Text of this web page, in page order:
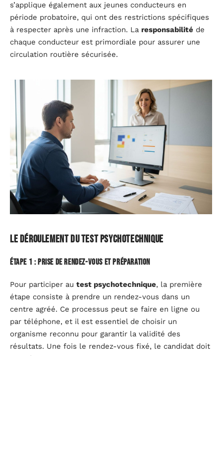
s’applique également aux jeunes conducteurs en
période probatoire, qui ont des restrictions spécifiques
à respecter après une infraction. La responsabilité de
chaque conducteur est primordiale pour assurer une
circulation routière sécurisée.
Le déroulement du test psychotechnique
Étape 1 : Prise de rendez-vous et préparation
Pour participer au test psychotechnique, la première
étape consiste à prendre un rendez-vous dans un
centre agréé. Ce processus peut se faire en ligne ou
par téléphone, et il est essentiel de choisir un
organisme reconnu pour garantir la validité des
résultats. Une fois le rendez-vous fixé, le candidat doit
se préparer en rassemblant les